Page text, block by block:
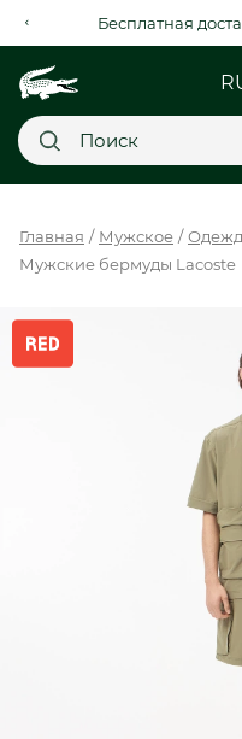
Рассрочка на 4
НОВИНКИ
SALE
ЖЕНСКОЕ
МЫ
Главная Мужское
Мужские бермуды Lacoste